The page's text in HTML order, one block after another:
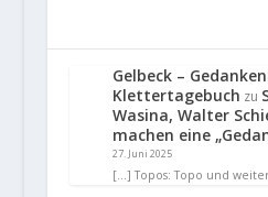
Gelbeck –
Klettertagebuch zu
Wasina, Walter
machen eine
27. Juni 2025
[…] Topos: Topo und